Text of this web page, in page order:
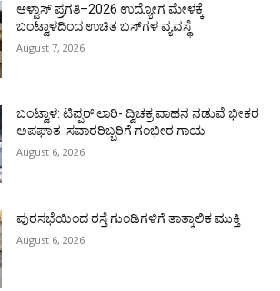
ಆಳ್ವಾಸ್ ಪ್ರಗತಿ–2026 ಉದ್ಯೋಗ ಮೇಳಕ್ಕೆ
ಬಂಟ್ವಾಳದಿಂದ ಉಚಿತ ಬಸ್‌ಗಳ ವ್ಯವಸ್ಥೆ
August 7, 2026
ಬಂಟ್ವಾಳ: ಟಿಪ್ಪರ್ ಲಾರಿ- ದ್ವಿಚಕ್ರ ವಾಹನ ನಡುವೆ ಭೀಕರ
ಅಪಘಾತ :ಸವಾರರಿಬ್ಬರಿಗೆ ಗಂಭೀರ ಗಾಯ
August 6, 2026
ಪುರಸಭೆಯಿಂದ ರಸ್ತೆ ಗುಂಡಿಗಳಿಗೆ ತಾತ್ಕಾಲಿಕ ಮುಕ್ತಿ
August 6, 2026